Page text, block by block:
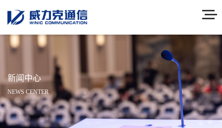
新闻中心
NEWS CENTER